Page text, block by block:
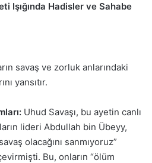
Işığında Hadisler ve Sahabe
savaş ve zorluk anlarındaki
yansıtır.
Uhud Savaşı, bu ayetin canlı
lideri Abdullah bin Übeyy,
olacağını sanmıyoruz”
Bu, onların “ölüm